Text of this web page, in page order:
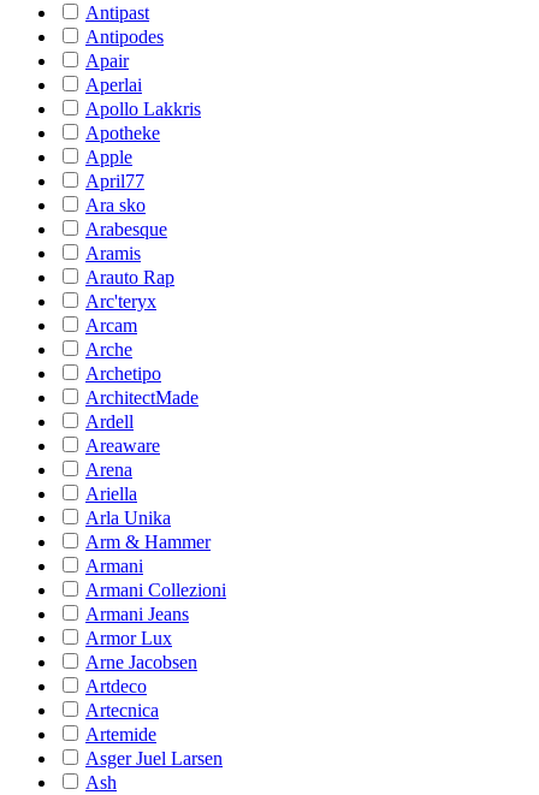
Antipast
Antipodes
Apair
Aperlai
Apollo Lakkris
Apotheke
Apple
April77
Ara sko
Arabesque
Aramis
Arauto Rap
Arc'teryx
Arcam
Arche
Archetipo
ArchitectMade
Ardell
Areaware
Arena
Ariella
Arla Unika
Arm & Hammer
Armani
Armani Collezioni
Armani Jeans
Armor Lux
Arne Jacobsen
Artdeco
Artecnica
Artemide
Asger Juel Larsen
Ash